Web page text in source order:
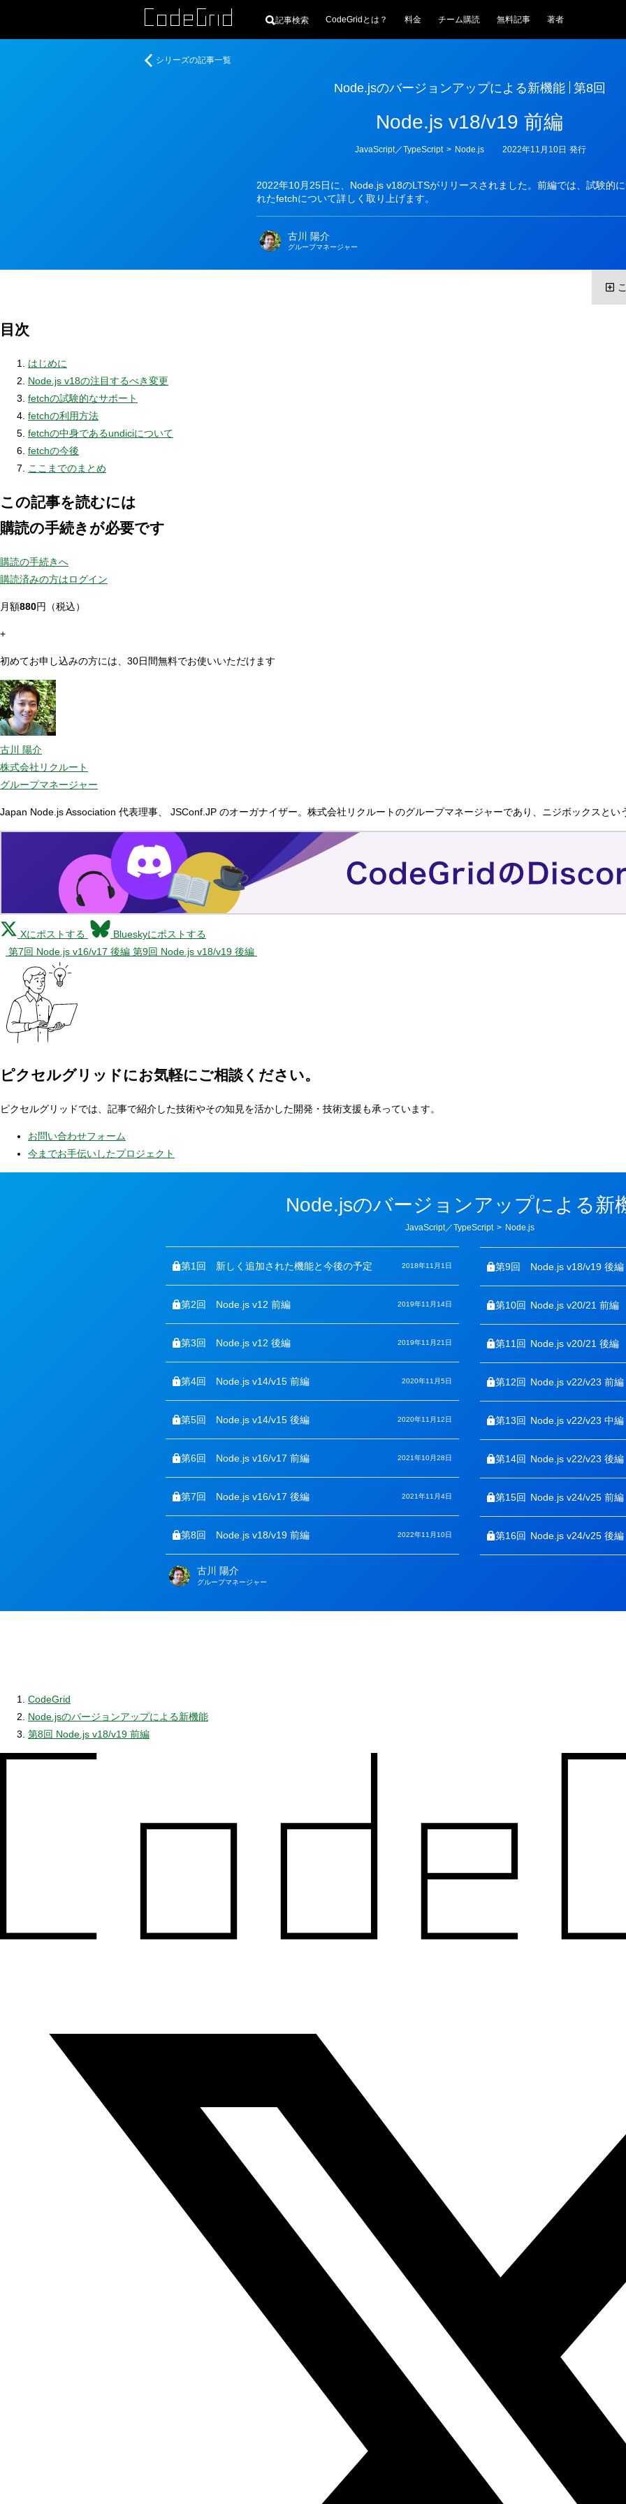
記事検索 CodeGridとは？ 料金 チーム購読 無料記事 著者
Node.jsのバージョンアップによる新機能 第8回
Node.js v18/v19 前編
2022年10月25日に、Node.js v18のLTSがリリースされました。前編では、試験的
れたfetchについて詳しく取り上げます。
カ
ー
JavaScript／TypeScript > Node.js 2022年11月10日 発行
古川 陽介
グループマネージャー
Node.js
シリーズの記事一覧
目次
はじめに
Node.js v18の注目するべき変更
fetchの試験的なサポート
fetchの利用方法
fetchの中身であるundiciについて
fetchの今後
ここまでのまとめ
この記事を読むには
購読の手続きが必要です
購読の手続きへ
購読済みの方はログイン
月額880円（税込）
+
初めてお申し込みの方には、30日間無料でお使いいただけます
古川 陽介
株式会社リクルート
グループマネージャー
Japan Node.js Association 代表理事、 JSConf.JP のオーガナイザー。株式会社リクルートのグループマネージャーであり、ニジボックスと
Xにポストする
Blueskyにポストする
第7回 Node.js v16/v17 後編 第9回 Node.js v18/v19 後編
ピクセルグリッドにお気軽にご相談ください。
ピクセルグリッドでは、記事で紹介した技術やその知見を活かした開発・技術支援も承っています。
お問い合わせフォーム
今までお手伝いしたプロジェクト
Node.jsのバージョンアップによる新
カ
ゴ
ー
JavaScript／TypeScript > Node.js
第1回 新しく追加された機能と今後の予定 2018年11月1日
第2回 Node.js v12 前編 2019年11月14日
第3回 Node.js v12 後編 2019年11月21日
第4回 Node.js v14/v15 前編 2020年11月5日
第5回 Node.js v14/v15 後編 2020年11月12日
第6回 Node.js v16/v17 前編 2021年10月28日
第7回 Node.js v16/v17 後編 2021年11月4日
第8回 Node.js v18/v19 前編 2022年11月10日
第9回 Node.js v18/v19 後編
第10回 Node.js v20/21 前編
第11回 Node.js v20/21 後編
第12回 Node.js v22/v23 前編
第13回 Node.js v22/v23 中編
第14回 Node.js v22/v23 後編
第15回 Node.js v24/v25 前編
第16回 Node.js v24/v25 後編
著
古川 陽介
グループマネージャー
CodeGrid
Node.jsのバージョンアップによる新機能
第8回 Node.js v18/v19 前編